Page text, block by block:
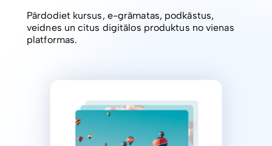
Pārdodiet kursus, e-grāmatas, podkāstus,
veidnes un citus digitālos produktus no vienas
platformas.